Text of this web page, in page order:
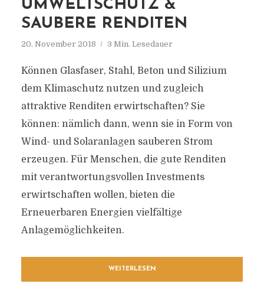
UMWELTSCHUTZ &
SAUBERE RENDITEN
20. November 2018 3 Min. Lesedauer
Können Glasfaser, Stahl, Beton und Silizium
dem Klimaschutz nutzen und zugleich
attraktive Renditen erwirtschaften? Sie
können: nämlich dann, wenn sie in Form von
Wind- und Solaranlagen sauberen Strom
erzeugen. Für Menschen, die gute Renditen
mit verantwortungsvollen Investments
erwirtschaften wollen, bieten die
Erneuerbaren Energien vielfältige
Anlagemöglichkeiten.
WEITERLESEN